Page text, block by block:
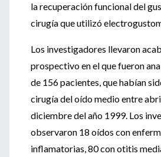
la recuperación funcional del
cirugía que utilizó
Los investigadores llevaron
prospectivo en el que fueron
de 156 pacientes, que habían
cirugía del oído medio entre
diciembre del año 1999. Los
observaron 18 oídos con
inflamatorias, 80 con otitis